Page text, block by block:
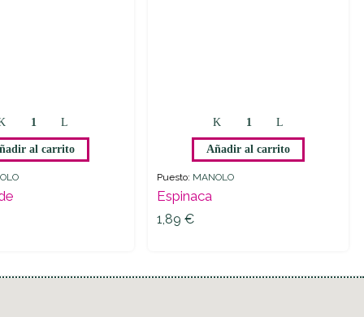
al carrito Añadir al carrito
1,89€
Puesto: MANOLO
Espinaca
1,89 €